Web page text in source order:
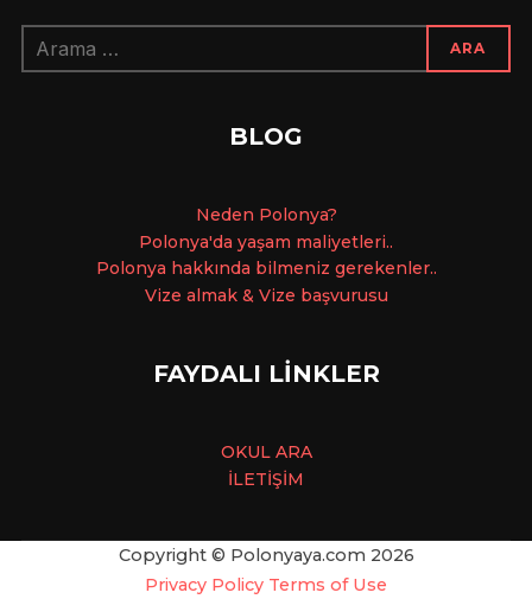
Arama:
ARA
BLOG
Neden Polonya?
Polonya'da yaşam maliyetleri..
Polonya hakkında bilmeniz gerekenler..
Vize almak & Vize başvurusu
FAYDALI LİNKLER
OKUL ARA
İLETİŞİM
Copyright © Polonyaya.com 2026
Privacy Policy Terms of Use